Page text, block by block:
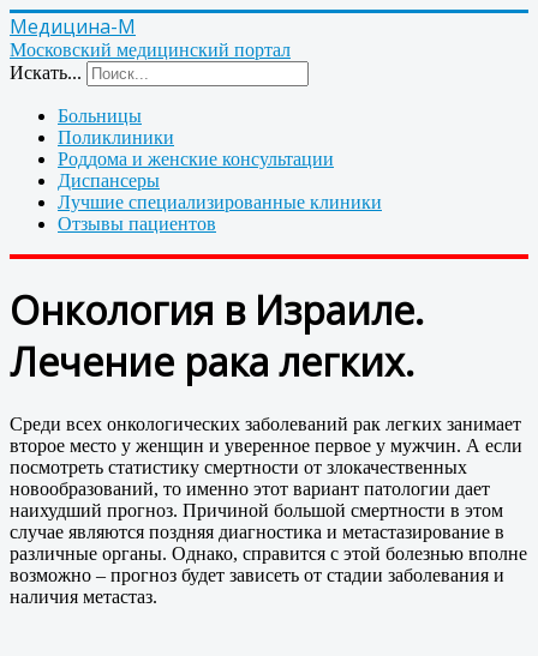
Медицина-М
Московский медицинский портал
Искать...
Больницы
Поликлиники
Роддома и женские консультации
Диспансеры
Лучшие специализированные клиники
Отзывы пациентов
Онкология в Израиле.
Лечение рака легких.
Среди всех онкологических заболеваний рак легких занимает
второе место у женщин и уверенное первое у мужчин. А если
посмотреть статистику смертности от злокачественных
новообразований, то именно этот вариант патологии дает
наихудший прогноз. Причиной большой смертности в этом
случае являются поздняя диагностика и метастазирование в
различные органы. Однако, справится с этой болезнью вполне
возможно – прогноз будет зависеть от стадии заболевания и
наличия метастаз.